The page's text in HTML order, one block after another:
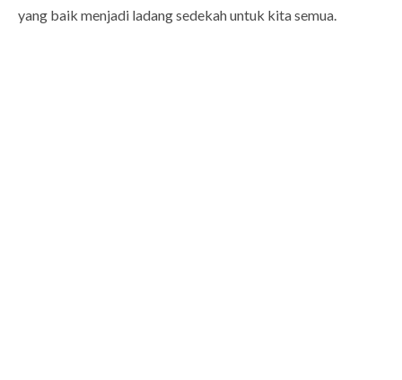
yang baik menjadi ladang sedekah untuk kita semua.